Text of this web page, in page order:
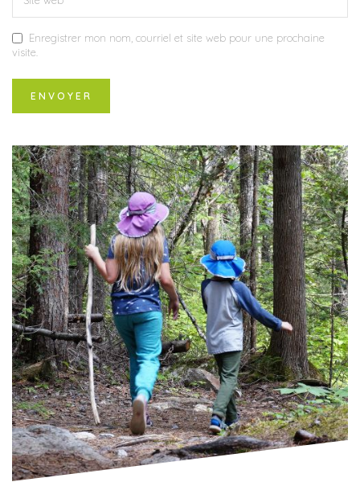
Enregistrer mon nom, courriel et site web pour une prochaine
visite.